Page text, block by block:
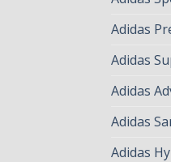
Adidas
Adidas
Adidas
Adidas
Adidas